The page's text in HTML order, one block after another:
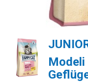
Modeli